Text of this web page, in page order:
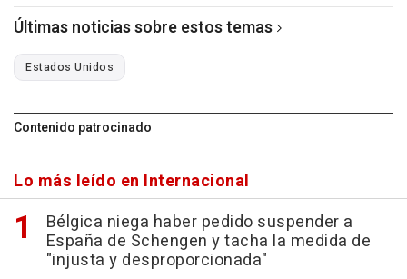
Últimas noticias sobre estos temas
Estados Unidos
Contenido patrocinado
Lo más leído en Internacional
Bélgica niega haber pedido suspender a
España de Schengen y tacha la medida de
"injusta y desproporcionada"